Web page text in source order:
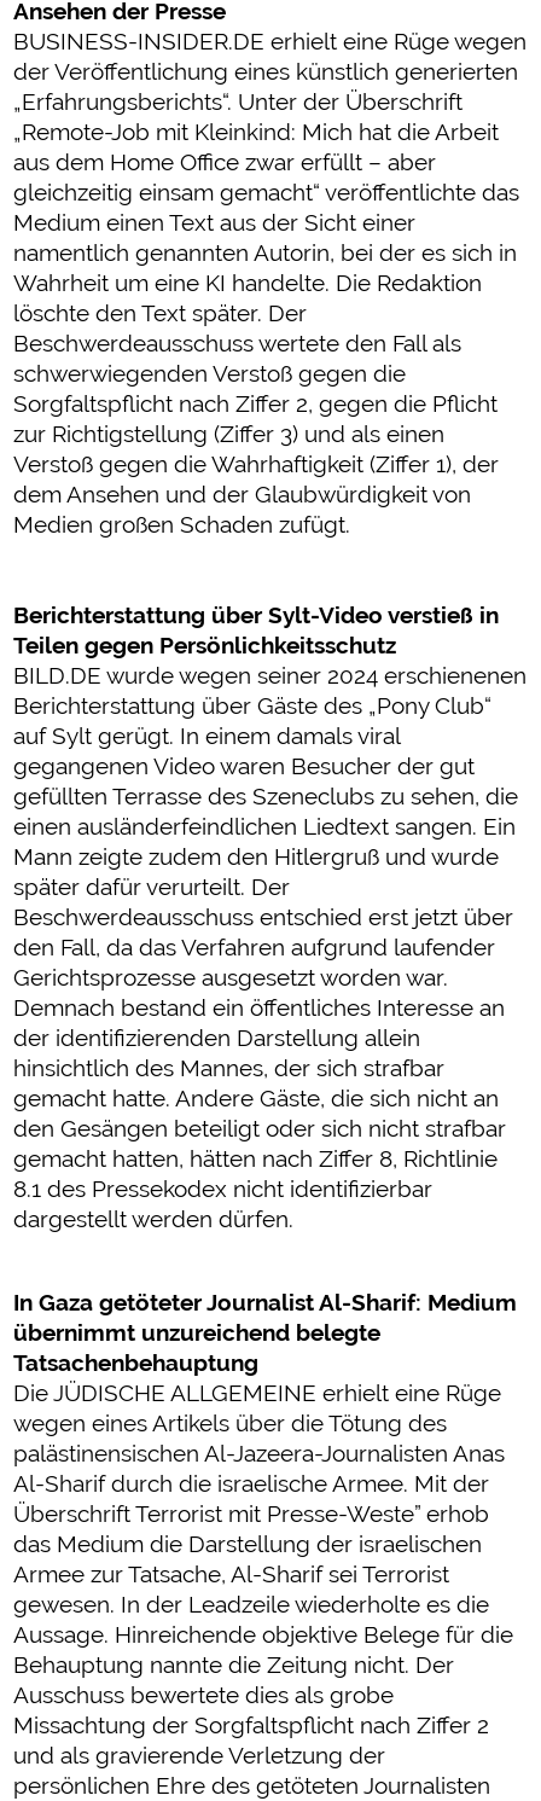
Ansehen der Presse
BUSINESS-INSIDER.DE erhielt eine Rüge wegen
der Veröffentlichung eines künstlich generierten
„Erfahrungsberichts“. Unter der Überschrift
„Remote-Job mit Kleinkind: Mich hat die Arbeit
aus dem Home Office zwar erfüllt – aber
gleichzeitig einsam gemacht“ veröffentlichte das
Medium einen Text aus der Sicht einer
namentlich genannten Autorin, bei der es sich in
Wahrheit um eine KI handelte. Die Redaktion
löschte den Text später. Der
Beschwerdeausschuss wertete den Fall als
schwerwiegenden Verstoß gegen die
Sorgfaltspflicht nach Ziffer 2, gegen die Pflicht
zur Richtigstellung (Ziffer 3) und als einen
Verstoß gegen die Wahrhaftigkeit (Ziffer 1), der
dem Ansehen und der Glaubwürdigkeit von
Medien großen Schaden zufügt.
Berichterstattung über Sylt-Video verstieß in
Teilen gegen Persönlichkeitsschutz
BILD.DE wurde wegen seiner 2024 erschienenen
Berichterstattung über Gäste des „Pony Club“
auf Sylt gerügt. In einem damals viral
gegangenen Video waren Besucher der gut
gefüllten Terrasse des Szeneclubs zu sehen, die
einen ausländerfeindlichen Liedtext sangen. Ein
Mann zeigte zudem den Hitlergruß und wurde
später dafür verurteilt. Der
Beschwerdeausschuss entschied erst jetzt über
den Fall, da das Verfahren aufgrund laufender
Gerichtsprozesse ausgesetzt worden war.
Demnach bestand ein öffentliches Interesse an
der identifizierenden Darstellung allein
hinsichtlich des Mannes, der sich strafbar
gemacht hatte. Andere Gäste, die sich nicht an
den Gesängen beteiligt oder sich nicht strafbar
gemacht hatten, hätten nach Ziffer 8, Richtlinie
8.1 des Pressekodex nicht identifizierbar
dargestellt werden dürfen.
In Gaza getöteter Journalist Al-Sharif: Medium
übernimmt unzureichend belegte
Tatsachenbehauptung
Die JÜDISCHE ALLGEMEINE erhielt eine Rüge
wegen eines Artikels über die Tötung des
palästinensischen Al-Jazeera-Journalisten Anas
Al-Sharif durch die israelische Armee. Mit der
Überschrift Terrorist mit Presse-Weste” erhob
das Medium die Darstellung der israelischen
Armee zur Tatsache, Al-Sharif sei Terrorist
gewesen. In der Leadzeile wiederholte es die
Aussage. Hinreichende objektive Belege für die
Behauptung nannte die Zeitung nicht. Der
Ausschuss bewertete dies als grobe
Missachtung der Sorgfaltspflicht nach Ziffer 2
und als gravierende Verletzung der
persönlichen Ehre des getöteten Journalisten